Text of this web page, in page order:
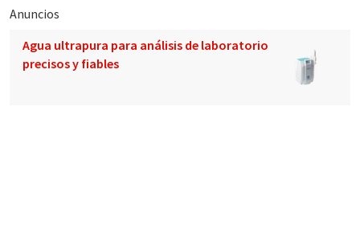
Anuncios
Agua ultrapura para análisis de laboratorio
precisos y fiables